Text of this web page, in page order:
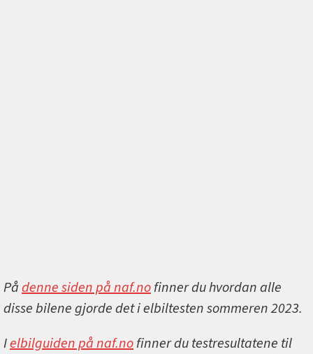
Pådenne siden på naf.nofinner du hvordan alle
disse bilene gjorde det i elbiltesten sommeren 2023.
Ielbilguiden på naf.nofinner du testresultatene til